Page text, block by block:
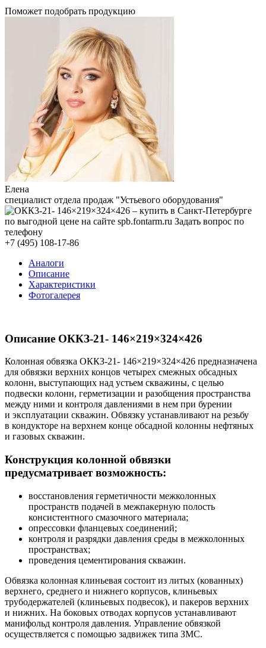
Поможет подобрать продукцию
Елена
специалист отдела продаж "Устьевого оборудования"
+7 (495) 108-17-86
Аналоги
Описание
Характеристики
Фотогалерея
Описание ОККЗ-21- 146×219×324×426
Колонная обвязка ОККЗ-21- 146×219×324×426 предназначена
для обвязки верхних концов четырех смежных обсадных
колонн, выступающих над устьем скважины, с целью
подвески колонн, герметизации и разобщения пространства
между ними и контроля давлениями в нем при бурении
и эксплуатации скважин. Обвязку устанавливают на резьбу
в кондукторе на верхнем конце обсадной колонны нефтяных
и газовых скважин.
Конструкция колонной обвязки
предусматривает возможность:
восстановления герметичности межколонных
пространств подачей в межпакерную полость
консистентного смазочного материала;
опрессовки фланцевых соединений;
контроля и разрядки давления среды в межколонных
пространствах;
проведения цементирования скважин.
Обвязка колонная клиньевая состоит из литых (кованных)
верхнего, среднего и нижнего корпусов, клиньевых
трубодержателей (клиньевых подвесок), и пакеров верхних
и нижних. На боковых отводах корпусов устанавливают
манифольд контроля давления. Управление обвязкой
осуществляется с помощью задвижек типа ЗМС.